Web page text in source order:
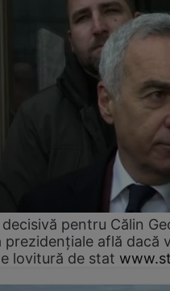
decisivă pentru Călin
prezidențiale află dacă
lovitură de stat